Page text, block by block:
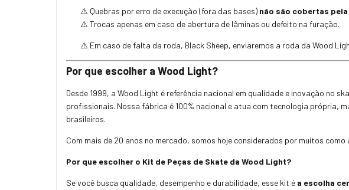
⚠️ Quebras por erro de execução (fora das bases) não são cobertas
⚠️ Trocas apenas em caso de abertura de lâminas ou defeito na furação.
⚠️ Em caso de falta da roda, Black Sheep, enviaremos a roda da Wood
Por que escolher a Wood Light?
Desde 1999, a Wood Light é referência nacional em qualidade e inovação no
profissionais. Nossa fábrica é 100% nacional e atua com tecnologia própria,
brasileiros.
Com mais de 20 anos no mercado, somos hoje considerados por muitos
Por que escolher o Kit de Peças de Skate da Wood Light?
Se você busca qualidade, desempenho e durabilidade, esse kit é a escolha